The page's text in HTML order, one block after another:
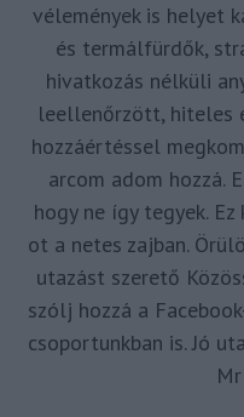
vélemények is helyet
és termálfürdők,
hivatkozás nélküli
leellenőrzött, hiteles
hozzáértéssel
arcom adom hozzá.
hogy ne így tegyek.
ot a netes zajban.
utazást szerető
szólj hozzá a
csoportunkban is. Jó